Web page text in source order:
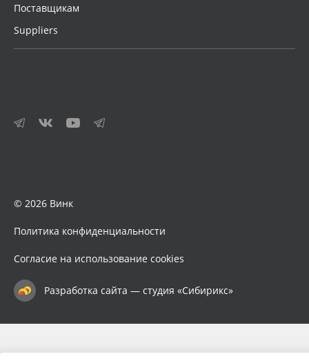
Поставщикам
Suppliers
© 2026 Винк
Политика конфиденциальности
Согласие на использование cookies
Разработка сайта — студия «Сибирикс»